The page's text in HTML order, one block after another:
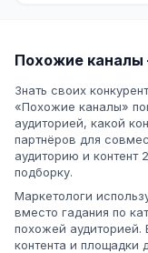
Похожие
Знать своих
«Похожие каналы»
аудиторией, какой
партнёров для
аудиторию и контент
подборку.
Маркетологи
вместо гадания по
похожей аудиторией.
контента и площадки